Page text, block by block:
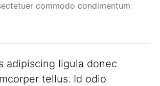
commodo condimentum
adipiscing ligula donec
tellus. Id odio